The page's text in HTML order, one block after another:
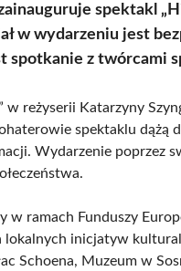
spektakl
w wydarzeniu jest
spotkanie z twórcami
w reżyserii Katarzyny
spektaklu
Wydarzenie poprzez
w ramach Funduszy
inicjatyw
Schoena, Muzeum w